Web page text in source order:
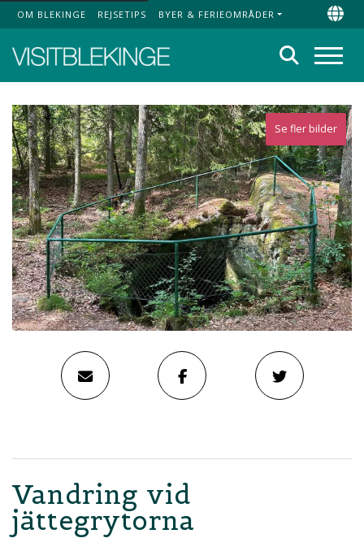
Top Menu
OM BLEKINGE REJSETIPS BYER & FERIEOMRÅDER
Søg
Se fler bilder
Vandring vid
jättegrytorna